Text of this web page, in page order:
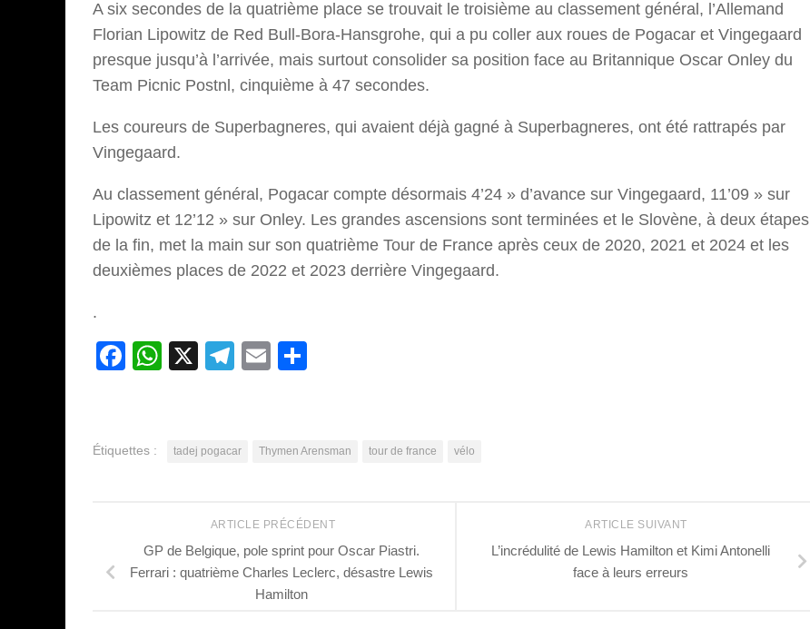
A six secondes de la quatrième place se trouvait le troisième au classement général, l’Allemand
Florian Lipowitz de Red Bull-Bora-Hansgrohe, qui a pu coller aux roues de Pogacar et Vingegaard
presque jusqu’à l’arrivée, mais surtout consolider sa position face au Britannique Oscar Onley du
Team Picnic Postnl, cinquième à 47 secondes.
Les coureurs de Superbagneres, qui avaient déjà gagné à Superbagneres, ont été rattrapés par
Vingegaard.
Au classement général, Pogacar compte désormais 4’24 » d’avance sur Vingegaard, 11’09 » sur
Lipowitz et 12’12 » sur Onley. Les grandes ascensions sont terminées et le Slovène, à deux étapes
de la fin, met la main sur son quatrième Tour de France après ceux de 2020, 2021 et 2024 et les
deuxièmes places de 2022 et 2023 derrière Vingegaard.
.
Facebook
WhatsApp
X Telegram
Email
Étiquettes : tadej pogacar Thymen Arensman tour de france vélo
ARTICLE SUIVANT
L’incrédulité de Lewis Hamilton et Kimi Antonelli
face à leurs erreurs
ARTICLE PRÉCÉDENT
GP de Belgique, pole sprint pour Oscar Piastri.
Ferrari : quatrième Charles Leclerc, désastre Lewis
Hamilton